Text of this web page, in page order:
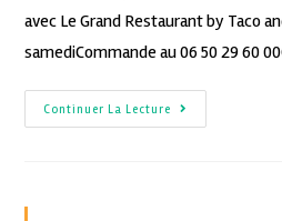
avec Le Grand Restaurant by Taco
samediCommande au 06 50 29 60
Continuer La Lecture